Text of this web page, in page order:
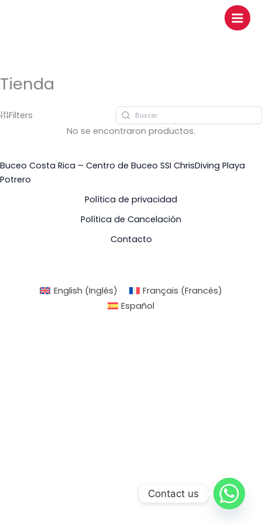
Tienda
Filters
No se encontraron productos.
Buceo Costa Rica – Centro de Buceo SSI ChrisDiving Playa
Potrero
Política de privacidad
Política de Cancelación
Contacto
English (Inglés) Français (Francés)
Español
Contact us